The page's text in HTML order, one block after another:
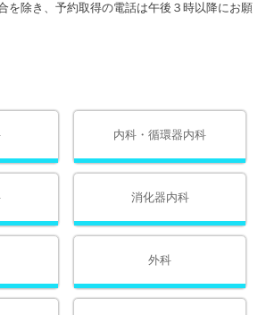
を除き、予約取得の電話は午後３時以降にお願
内科・循環器内科
消化器内科
外科